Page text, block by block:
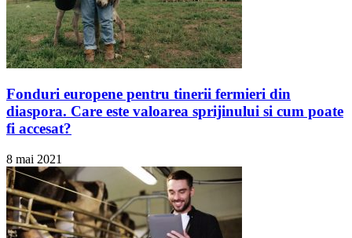
Fonduri europene pentru tinerii fermieri din
diaspora. Care este valoarea sprijinului si cum poate
fi accesat?
8 mai 2021